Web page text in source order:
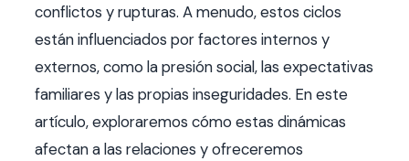
conflictos y rupturas. A menudo, estos ciclos
están influenciados por factores internos y
externos, como la presión social, las expectativas
familiares y las propias inseguridades. En este
artículo, exploraremos cómo estas dinámicas
afectan a las relaciones y ofreceremos